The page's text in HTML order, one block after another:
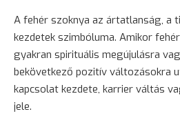
A fehér szoknya az ártatlanság, a
kezdetek szimbóluma. Amikor
gyakran spirituális megújulásra
bekövetkező pozitív változásokra
kapcsolat kezdete, karrier váltás
jele.